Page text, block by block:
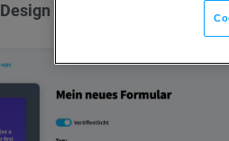
Design bearbeiten